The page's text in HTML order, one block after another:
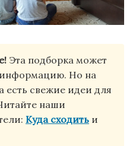
Эта подборка может
Но на
есть свежие идеи для
наши
Куда сходить и